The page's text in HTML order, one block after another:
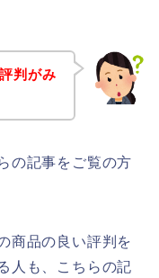
判がみ
の記事をご覧の方
商品の良い評判を
人も、こちらの記